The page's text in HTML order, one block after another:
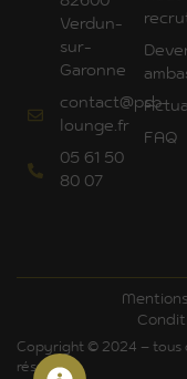
Verdun-
sur-
Garonne
contact@psb-
lounge.fr
05 61 50
80 07
FAQ
Copyright © 2024 – tous
réservés